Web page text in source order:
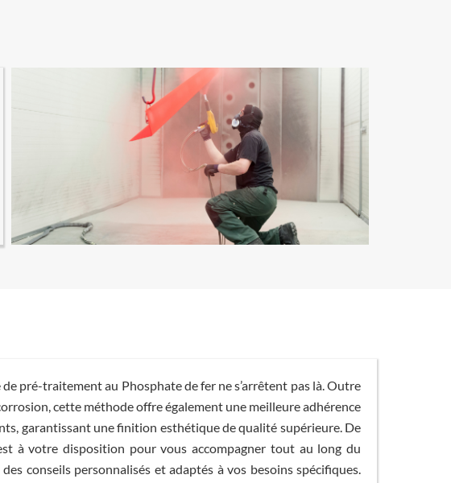
pré-traitement au Phosphate de fer ne s’arrêtent pas là. Outre
cette méthode offre également une meilleure adhérence
garantissant une finition esthétique de qualité supérieure. De
à votre disposition pour vous accompagner tout au long du
conseils personnalisés et adaptés à vos besoins spécifiques.